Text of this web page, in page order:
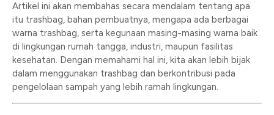
Artikel ini akan membahas secara mendalam tentang apa
itu trashbag, bahan pembuatnya, mengapa ada berbagai
warna trashbag, serta kegunaan masing-masing warna baik
di lingkungan rumah tangga, industri, maupun fasilitas
kesehatan. Dengan memahami hal ini, kita akan lebih bijak
dalam menggunakan trashbag dan berkontribusi pada
pengelolaan sampah yang lebih ramah lingkungan.